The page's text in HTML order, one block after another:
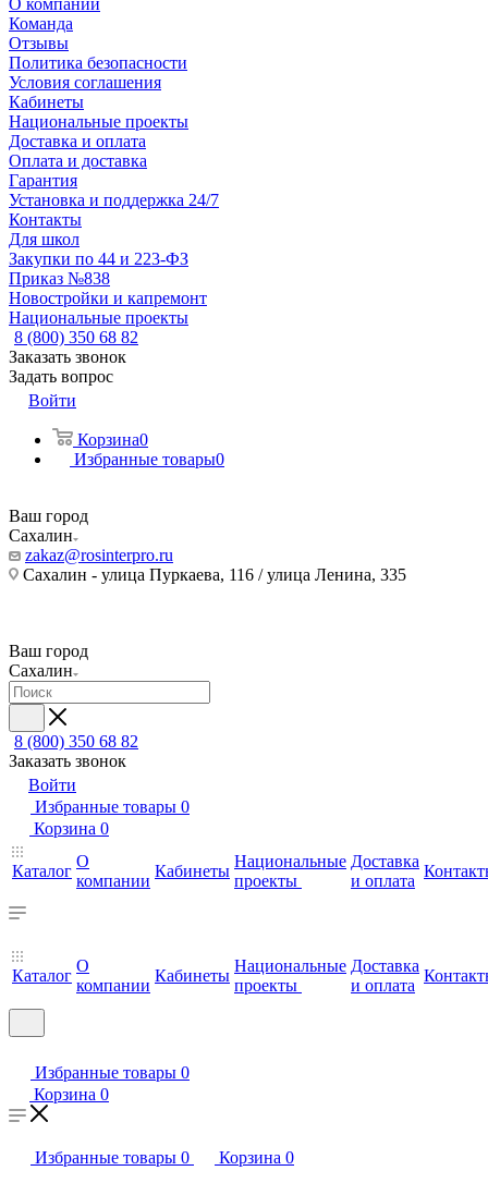
О компании
Команда
Отзывы
Политика безопасности
Условия соглашения
Кабинеты
Национальные проекты
Доставка и оплата
Оплата и доставка
Гарантия
Установка и поддержка 24/7
Контакты
Для школ
Закупки по 44 и 223-ФЗ
Приказ №838
Новостройки и капремонт
Национальные проекты
8 (800) 350 68 82
Заказать звонок
Задать вопрос
Войти
Корзина0
Избранные товары0
Ваш город
Сахалин
zakaz@rosinterpro.ru
Сахалин - улица Пуркаева, 116 / улица Ленина, 335
Ваш город
Сахалин
8 (800) 350 68 82
Заказать звонок
Войти
Избранные товары 0
Корзина 0
Каталог
О
компании
Кабинеты
Национальные
проекты
Доставка
и оплата
Каталог
О
компании
Кабинеты
Национальные
проекты
Доставка
и оплата
Избранные товары 0
Корзина 0
Избранные товары 0 Корзина 0